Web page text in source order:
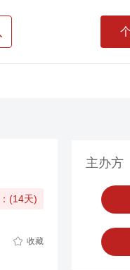
稿中
 收藏
(14天)
主办方